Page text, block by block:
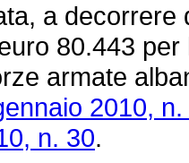
a decorrere
80.443
armate
2010, n.
n. 30.